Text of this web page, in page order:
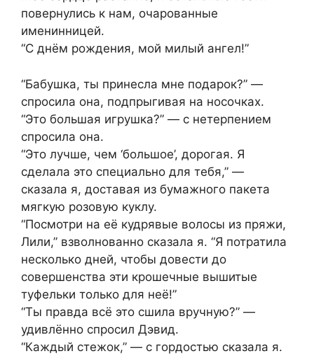
повернулись к нам, очарованные
именинницей.
“С днём рождения, мой милый ангел!”
“Бабушка, ты принесла мне подарок?” —
спросила она, подпрыгивая на носочках.
“Это большая игрушка?” — с нетерпением
спросила она.
“Это лучше, чем ‘большое’, дорогая. Я
сделала это специально для тебя,” —
сказала я, доставая из бумажного пакета
мягкую розовую куклу.
“Посмотри на её кудрявые волосы из пряжи,
Лили,” взволнованно сказала я. “Я потратила
несколько дней, чтобы довести до
совершенства эти крошечные вышитые
туфельки только для неё!”
“Ты правда всё это сшила вручную?” —
удивлённо спросил Дэвид.
“Каждый стежок,” — с гордостью сказала я.